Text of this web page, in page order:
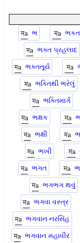
ભ
ભક્ત પ્રહલાદ
ભક્તતૂર્ય
ભક્તિથી ભરેલું
ભક્તિમાર્ગ
ભક્ષક
ભક્ષી
ભખી
ભગત
ભગભગ થવું
ભગવા વસ્ત્ર
ભગવાન નરસિંહ
ભગવાન મહાવીર